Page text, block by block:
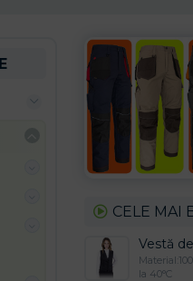
CELE MAI
Vestă
la 40°C